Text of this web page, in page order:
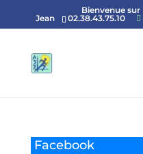
Bienvenue sur
Jean
02.38.43.75.10
Facebook